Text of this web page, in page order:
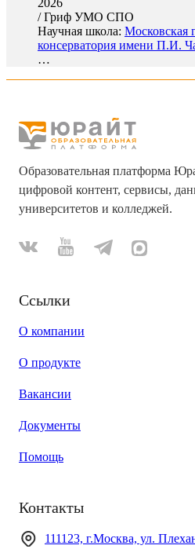
2026
/Гриф УМО СПО
Научная школа: Московская
консерватория имени П.И.
…
Образовательная платформа
цифровой контент, сервисы,
университетов и колледжей.
Ссылки
О компании
О продукте
Вакансии
Документы
Помощь
Контакты
111123, г.Москва, ул.